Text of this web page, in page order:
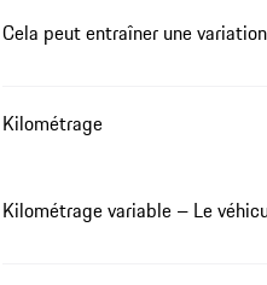
Cela peut entraîner une
Kilométrage
Kilométrage variable – Le